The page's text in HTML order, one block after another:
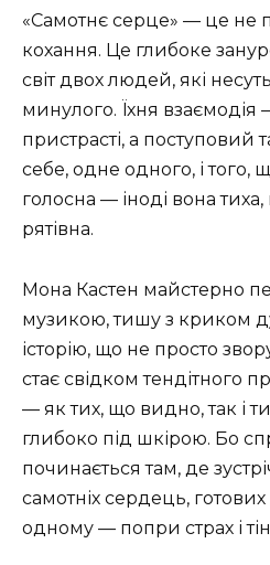
«Самотнє серце» — це не
кохання. Це глибоке
світ двох людей, які
минулого. Їхня
пристрасті, а поступовий
себе, одне одного, і
голосна — іноді вона
рятівна.
Мона Кастен майстерно
музикою, тишу з криком
історію, що не просто
стає свідком тендітного
— як тих, що видно, так і
глибоко під шкірою. Бо
починається там, де
самотніх сердець,
одному — попри страх і